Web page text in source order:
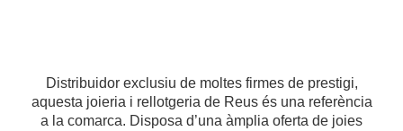
Distribuidor exclusiu de moltes firmes de prestigi,
aquesta joieria i rellotgeria de Reus és una referència
a la comarca. Disposa d’una àmplia oferta de joies